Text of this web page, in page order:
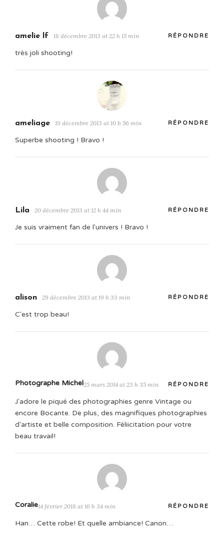
amelie lf 18 décembre 2013 at 22 h 15 min RÉPONDRE
très joli shooting!
ameliage 19 décembre 2013 at 10 h 56 min RÉPONDRE
Superbe shooting ! Bravo !
Lila 20 décembre 2013 at 12 h 44 min RÉPONDRE
Je suis vraiment fan de l'univers ! Bravo !
alison 29 décembre 2013 at 19 h 33 min RÉPONDRE
C'est trop beau!
Photographe Michel25 mars 2014 at 23 h 35 min RÉPONDRE
J'adore le piqué des photographies genre Vintage ou
encore Bocante. De plus, des magnifiques photographies
d'artiste et belle composition. Féliicitation pour votre
beau travail!
Coralie14 février 2018 at 16 h 34 min RÉPONDRE
Han… Cette robe! Et quelle ambiance! Canon…